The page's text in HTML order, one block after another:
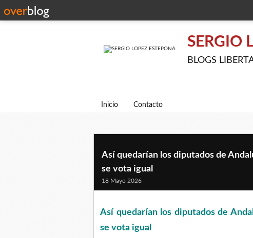
SERGIO
BLOGS
Inicio Contacto
Así quedarían los diputados de
se vota igual
18 Mayo 2026
Así quedarían los diputados de
se vota igual